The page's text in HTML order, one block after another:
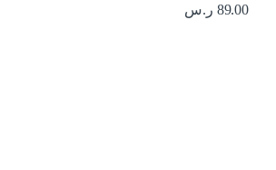
89.00 ر.س